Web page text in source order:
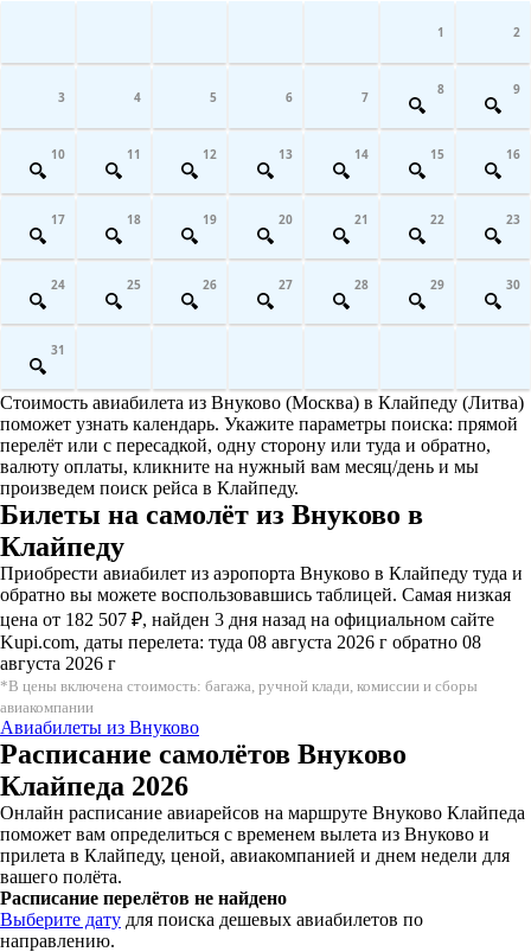
1 2
3 4 5 6 7 8 9
10 11 12 13 14 15 16
17 18 19 20 21 22 23
24 25 26 27 28 29 30
31
Стоимость авиабилета из Внуково (Москва) в Клайпеду (Литва)
поможет узнать календарь. Укажите параметры поиска: прямой
перелёт или с пересадкой, одну сторону или туда и обратно,
валюту оплаты, кликните на нужный вам месяц/день и мы
произведем поиск рейса в Клайпеду.
Билеты на самолёт из Внуково в
Клайпеду
Приобрести авиабилет из аэропорта Внуково в Клайпеду туда и
обратно вы можете воспользовавшись таблицей. Самая низкая
цена от 182 507 ₽, найден 3 дня назад на официальном сайте
Kupi.com, даты перелета: туда 08 августа 2026 г обратно 08
августа 2026 г
*В цены включена стоимость: багажа, ручной клади, комиссии и сборы
авиакомпании
Авиабилеты из Внуково
Расписание самолётов Внуково
Клайпеда 2026
Онлайн расписание авиарейсов на маршруте Внуково Клайпеда
поможет вам определиться с временем вылета из Внуково и
прилета в Клайпеду, ценой, авиакомпанией и днем недели для
вашего полёта.
Расписание перелётов не найдено
Выберите дату для поиска дешевых авиабилетов по
направлению.